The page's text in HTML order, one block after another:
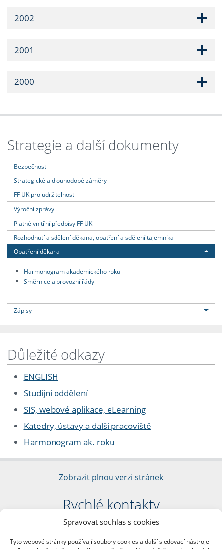
Spravovat souhlas s cookies
Tyto webové stránky používají soubory cookies a další sledovací nástroje
2002
2001
2000
Strategie a další dokumenty
Bezpečnost
Strategické a dlouhodobé záměry
FF UK pro udržitelnost
Výroční zprávy
Platné vnitřní předpisy FF UK
Rozhodnutí a sdělení děkana, opatření a sdělení tajemníka
Opatření děkana
Harmonogram akademického roku
Směrnice a provozní řády
Zápisy
Důležité odkazy
ENGLISH
Studijní oddělení
SIS, webové aplikace, eLearning
Katedry, ústavy a další pracoviště
Harmonogram ak. roku
Zobrazit plnou verzi stránek
Rychlé kontakty
Filozofická fakulta
nám. Jana Palacha 1/2